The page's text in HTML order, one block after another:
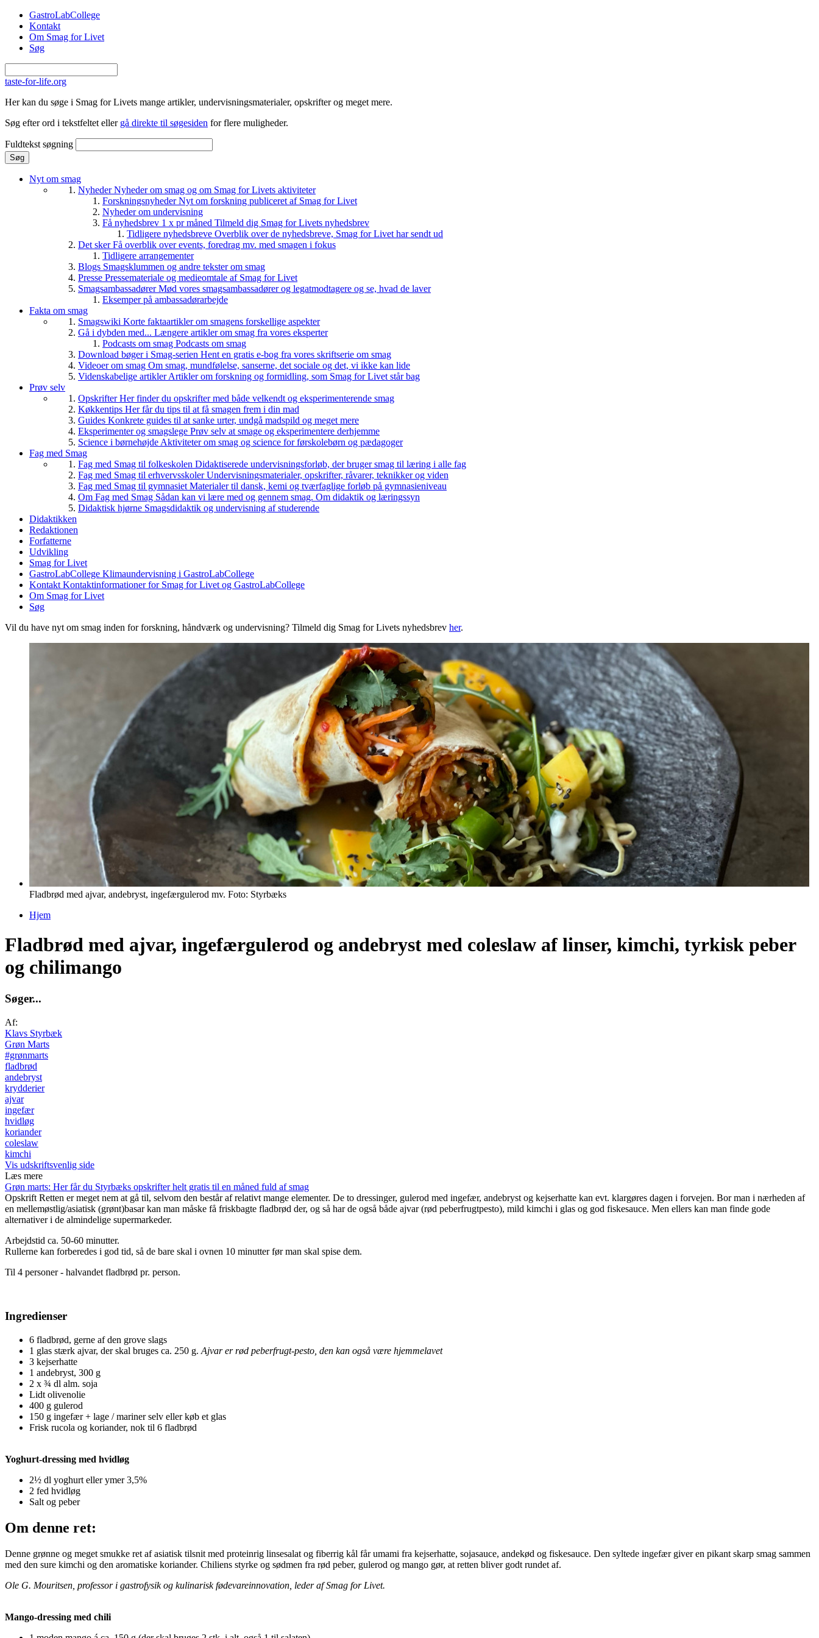
Gå til hovedindhold
GastroLabCollege
Kontakt
Om Smag for Livet
Søg
taste-for-life.org
Her kan du søge i Smag for Livets mange artikler, undervisningsmaterialer, opskrifter og meget mere.
Søg efter ord i tekstfeltet eller gå direkte til søgesiden for flere muligheder.
Fuldtekst søgning
Nyt om smag
NyhederNyheder om smag og om Smag for Livets aktiviteter
ForskningsnyhederNyt om forskning publiceret af Smag for Livet
Nyheder om undervisning
Få nyhedsbrev 1 x pr måned Tilmeld dig Smag for Livets nyhedsbrev
Tidligere nyhedsbreve Overblik over de nyhedsbreve, Smag for Livet har sendt ud
Det skerFå overblik over events, foredrag mv. med smagen i fokus
Tidligere arrangementer
Blogs Smagsklummen og andre tekster om smag
Presse Pressemateriale og medieomtale af Smag for Livet
SmagsambassadørerMød vores smagsambassadører og legatmodtagere og se, hvad de laver
Eksemper på ambassadørarbejde
Fakta om smag
Smagswiki Korte faktaartikler om smagens forskellige aspekter
Gå i dybden med... Længere artikler om smag fra vores eksperter
Podcasts om smag Podcasts om smag
Download bøger i Smag-serien Hent en gratis e-bog fra vores skriftserie om smag
Videoer om smag Om smag, mundfølelse, sanserne, det sociale og det, vi ikke kan lide
Videnskabelige artiklerArtikler om forskning og formidling, som Smag for Livet står bag
Prøv selv
OpskrifterHer finder du opskrifter med både velkendt og eksperimenterende smag
Køkkentips Her får du tips til at få smagen frem i din mad
Guides Konkrete guides til at sanke urter, undgå madspild og meget mere
Eksperimenter og smagslege Prøv selv at smage og eksperimentere derhjemme
Science i børnehøjde Aktiviteter om smag og science for førskolebørn og pædagoger
Fag med Smag
Fag med Smag til folkeskolen Didaktiserede undervisningsforløb, der bruger smag til læring i alle fag
Fag med Smag til erhvervsskolerUndervisningsmaterialer, opskrifter, råvarer, teknikker og viden
Fag med Smag til gymnasiet Materialer til dansk, kemi og tværfaglige forløb på gymnasieniveau
Om Fag med Smag Sådan kan vi lære med og gennem smag. Om didaktik og læringssyn
Didaktisk hjørne Smagsdidaktik og undervisning af studerende
Didaktikken
Redaktionen
Forfatterne
Udvikling
Smag for Livet
GastroLabCollege Klimaundervisning i GastroLabCollege
Kontakt Kontaktinformationer for Smag for Livet og GastroLabCollege
Om Smag for Livet
Søg
Vil du have nyt om smag inden for forskning, håndværk og undervisning? Tilmeld dig Smag for Livets nyhedsbrev her.
Fladbrød med ajvar, andebryst, ingefærgulerod mv. Foto: Styrbæks
Hjem
Fladbrød med ajvar, ingefærgulerod og andebryst med coleslaw af linser, kimchi, tyrkisk peber
og chilimango
Søger...
Af:
Klavs Styrbæk
Grøn Marts
#grønmarts
fladbrød
andebryst
krydderier
ajvar
ingefær
hvidløg
koriander
coleslaw
kimchi
Vis udskriftsvenlig side
Læs mere
Grøn marts: Her får du Styrbæks opskrifter helt gratis til en måned fuld af smag
Opskrift Retten er meget nem at gå til, selvom den består af relativt mange elementer. De to dressinger, gulerod med ingefær, andebryst og kejserhatte kan evt. klargøres dagen i forvejen. Bor man i nærheden af
en mellemøstlig/asiatisk (grønt)basar kan man måske få friskbagte fladbrød der, og så har de også både ajvar (rød peberfrugtpesto), mild kimchi i glas og god fiskesauce. Men ellers kan man finde gode
alternativer i de almindelige supermarkeder.
Arbejdstid ca. 50-60 minutter.
Rullerne kan forberedes i god tid, så de bare skal i ovnen 10 minutter før man skal spise dem.
Til 4 personer - halvandet fladbrød pr. person.
Ingredienser
6 fladbrød, gerne af den grove slags
1 glas stærk ajvar, der skal bruges ca. 250 g. Ajvar er rød peberfrugt-pesto, den kan også være hjemmelavet
3 kejserhatte
1 andebryst, 300 g
2 x ¾ dl alm. soja
Lidt olivenolie
400 g gulerod
150 g ingefær + lage / mariner selv eller køb et glas
Frisk rucola og koriander, nok til 6 fladbrød
Yoghurt-dressing med hvidløg
2½ dl yoghurt eller ymer 3,5%
2 fed hvidløg
Salt og peber
Om denne ret:
Denne grønne og meget smukke ret af asiatisk tilsnit med proteinrig linsesalat og fiberrig kål får umami fra kejserhatte, sojasauce, andekød og fiskesauce. Den syltede ingefær giver en pikant skarp smag sammen
med den sure kimchi og den aromatiske koriander. Chiliens styrke og sødmen fra rød peber, gulerod og mango gør, at retten bliver godt rundet af.
Ole G. Mouritsen, professor i gastrofysik og kulinarisk fødevareinnovation, leder af Smag for Livet.
Mango-dressing med chili